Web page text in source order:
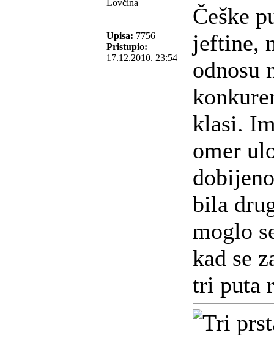
Lovčina
Upisa: 7756
Pristupio:
17.12.2010. 23:54
Češke
jeftine,
odnosu
klasi.
omer
bila
moglo
kad se
tri puta